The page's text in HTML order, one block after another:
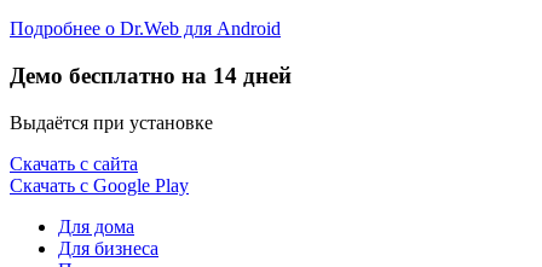
Подробнее о Dr.Web для Android
Демо бесплатно на 14 дней
Выдаётся при установке
Скачать с сайта
Скачать с Google Play
Для дома
Для бизнеса